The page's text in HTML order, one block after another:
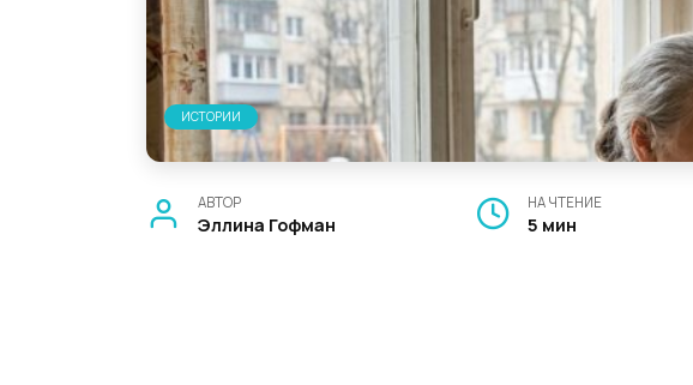
ИСТОРИИ
АВТОР
Эллина Гофман
НА ЧТЕНИЕ
5 мин